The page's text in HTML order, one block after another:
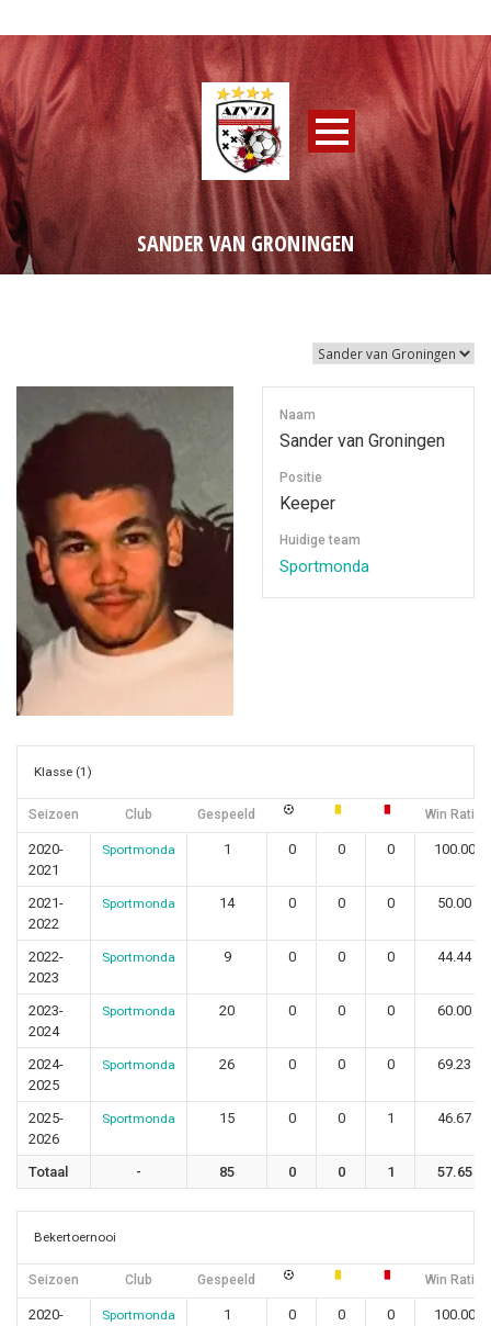
SANDER VAN GRONINGEN
Naam
Sander van Groningen
Positie
Keeper
Huidige team
Sportmonda
Klasse (1)
Seizoen Club Gespeeld Win Ratio
2020-
2021
Sportmonda 1 0 0 0 100.00
2021-
2022
Sportmonda 14 0 0 0 50.00
2022-
2023
Sportmonda 9 0 0 0 44.44
2023-
2024
Sportmonda 20 0 0 0 60.00
2024-
2025
Sportmonda 26 0 0 0 69.23
2025-
2026
Sportmonda 15 0 0 1 46.67
Totaal - 85 0 0 1 57.65
Bekertoernooi
Seizoen Club Gespeeld Win Ratio
2020-
Sportmonda 1 0 0 0 100.00